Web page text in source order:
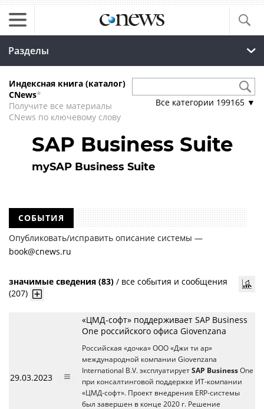
Разделы
Индексная книга (каталог)
CNews*
Получите все материалы
CNews по ключевому слову
Все категории 199165 ▼
SAP Business Suite
mySAP Business Suite
СОБЫТИЯ
Опубликовать/исправить описание системы —
book@cnews.ru
значимые сведения (83) / все события и сообщения
(207)
29.03.2023
«ЦМД-софт» поддерживает SAP Business
One российского офиса Giovenzana
Российская «дочка» ООО «Джи ти ар»
международной компании Giovenzana
International B.V. эксплуатирует SAP Business One
при консалтинговой поддержке ИТ-компании
«ЦМД-софт». Проект внедрения ERP-системы
был завершен в конце 2020 г. Решение